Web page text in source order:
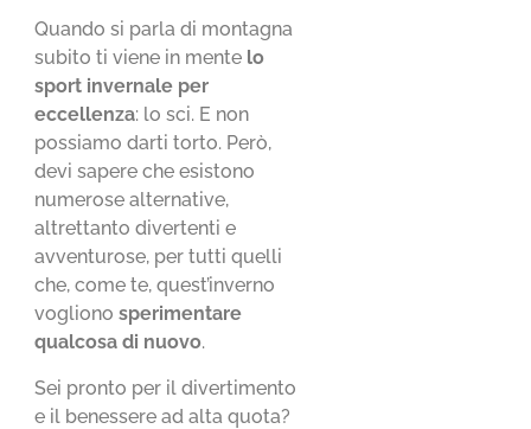
Quando si parla di montagna
subito ti viene in mente lo
sport invernale per
eccellenza: lo sci. E non
possiamo darti torto. Però,
devi sapere che esistono
numerose alternative,
altrettanto divertenti e
avventurose, per tutti quelli
che, come te, quest’inverno
voglionosperimentare
qualcosa di nuovo.
Sei pronto per il divertimento
e il benessere ad alta quota?